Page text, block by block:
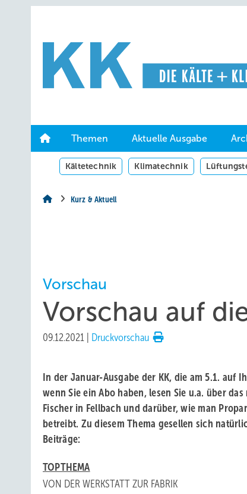
Hauptinhalt
Hauptmenü
Themen Aktuelle Ausgabe
Kältetechnik Klimatechnik
Kurz & Aktuell
Vorschau
Vorschau auf
09.12.2021 Druckvorschau
In der Januar-Ausgabe der KK, die am 5.1. auf
wenn Sie ein Abo haben, lesen Sie u.a. über
Fischer in Fellbach und darüber, wie man
betreibt. Zu diesem Thema gesellen sich
Beiträge:
TOPTHEMA
VON DER WERKSTATT ZUR FABRIK